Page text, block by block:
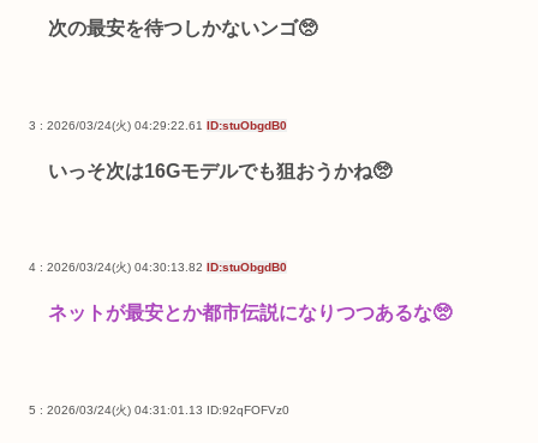
次の最安を待つしかないンゴ🥺
3 : 2026/03/24(火) 04:29:22.61 ID:stuObgdB0
いっそ次は16Gモデルでも狙おうかね🥺
4 : 2026/03/24(火) 04:30:13.82 ID:stuObgdB0
ネットが最安とか都市伝説になりつつあるな🥺
5 : 2026/03/24(火) 04:31:01.13 ID:92qFOFVz0